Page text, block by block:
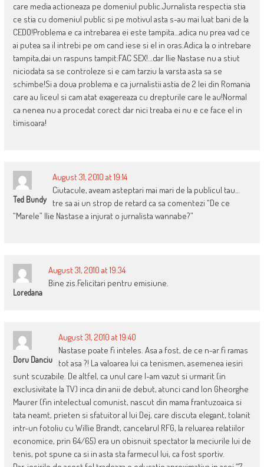
care media actioneaza pe domeniul public.Jurnalista respectia stia
ce stia cu domeniul public si pe motivul asta s-au mai luat bani de la
CEDO!Problema e ca intrebarea ei este tampita…adica nu prea vad ce
ai putea sa il intrebi pe om cand iese si el in oras.Adica la o intrebare
tampita,dai un raspuns tampit:FAC SEX!…dar Ilie Nastase nu a stiut
niciodata sa se controleze si e cam tarziu la varsta asta sa se
schimbe!Si a doua problema e ca jurnalistii astia de 2 lei din Romania
care au liceul si cam atat exagereaza cu drepturile care le au!Normal
ca nenea nu a procedat corect dar nici treaba ei nu e ce face el in
timisoara!
Ted Bundy
August 31, 2010 at 19:14
Ciutacule, aveam asteptari mai mari de la publicul tau…
tre sa ai un strop de retard ca sa comentezi “De ce
“Marele” Ilie Nastase a injurat o jurnalista wannabe?”
Loredana
August 31, 2010 at 19:34
Bine zis.Felicitari pentru emisiune.
Doru Danciu
August 31, 2010 at 19:40
Nastase poate fi inteles. Asa a fost, de ce n-ar fi ramas
tot asa ?! La valoarea lui ca tenismen, asemenea iesiri
sunt scuzabile. De altfel, ca unul care l-am vazut si urmarit (in
exclusivitate la TV) inca din anii de debut, atunci cand Ion Gheorghe
Maurer (fin intelectual comunist, nascut din mama frantuzoaica si
tata neamt, prieten si sfatuitor al lui Dej, care discuta elegant, tolanit
intr-un fotoliu cu Willie Brandt, cancelarul RFG, la reluarea relatiilor
economice, prin 64/65) era un obisnuit spectator la meciurile lui de
tenis, pot spune ca si in asta sta farmecul lui, ca fost sportiv.